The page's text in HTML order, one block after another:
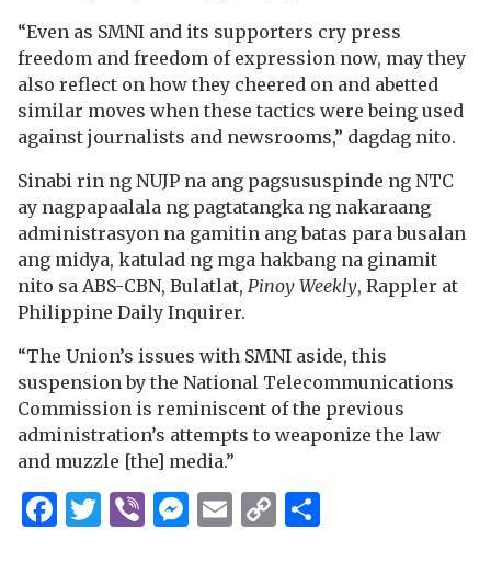
“Even as SMNI and its supporters cry press
freedom and freedom of expression now, may they
also reflect on how they cheered on and abetted
similar moves when these tactics were being used
against journalists and newsrooms,” dagdag nito.
Sinabi rin ng NUJP na ang pagsususpinde ng NTC
ay nagpapaalala ng pagtatangka ng nakaraang
administrasyon na gamitin ang batas para busalan
ang midya, katulad ng mga hakbang na ginamit
nito sa ABS-CBN, Bulatlat, Pinoy Weekly, Rappler at
Philippine Daily Inquirer.
“The Union’s issues with SMNI aside, this
suspension by the National Telecommunications
Commission is reminiscent of the previous
administration’s attempts to weaponize the law
and muzzle [the] media.”
Facebook
Twitter
ViberMessenger
Email
Copy